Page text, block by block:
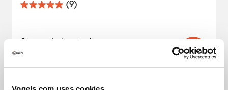
(9)
5.0
stelle.
Come selezionato da
199,00 €